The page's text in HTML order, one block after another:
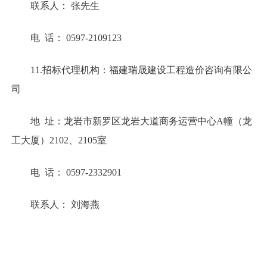
联系人： 张先生
电 话： 0597-2109123
11.招标代理机构：福建瑞晟建设工程造价咨询有限公
司
地 址：龙岩市新罗区龙岩大道商务运营中心A幢（龙
工大厦）2102、2105室
电 话： 0597-2332901
联系人： 刘海燕